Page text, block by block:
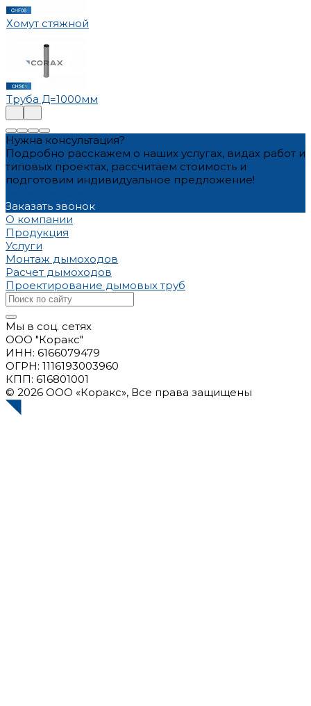
Хомут стяжной
Труба Д=1000мм
Нужна консультация?
Подробно расскажем о наших услугах, видах работ и
типовых проектах, рассчитаем стоимость и
подготовим индивидуальное предложение!
Заказать звонок
О компании
Продукция
Услуги
Монтаж дымоходов
Расчет дымоходов
Проектирование дымовых труб
Мы в соц. сетях
ООО "Коракс"
ИНН: 6166079479
ОГРН: 1116193003960
КПП: 616801001
© 2026 ООО «Коракс», Все права защищены